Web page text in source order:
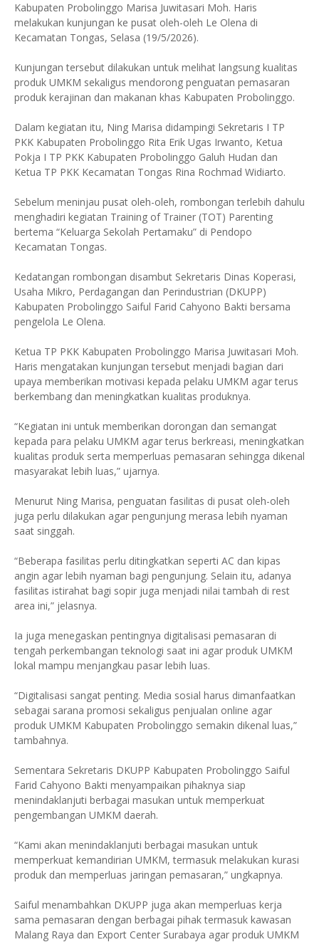
Kabupaten Probolinggo Marisa Juwitasari Moh. Haris
melakukan kunjungan ke pusat oleh-oleh Le Olena di
Kecamatan Tongas, Selasa (19/5/2026).
Kunjungan tersebut dilakukan untuk melihat langsung kualitas
produk UMKM sekaligus mendorong penguatan pemasaran
produk kerajinan dan makanan khas Kabupaten Probolinggo.
Dalam kegiatan itu, Ning Marisa didampingi Sekretaris I TP
PKK Kabupaten Probolinggo Rita Erik Ugas Irwanto, Ketua
Pokja I TP PKK Kabupaten Probolinggo Galuh Hudan dan
Ketua TP PKK Kecamatan Tongas Rina Rochmad Widiarto.
Sebelum meninjau pusat oleh-oleh, rombongan terlebih dahulu
menghadiri kegiatan Training of Trainer (TOT) Parenting
bertema “Keluarga Sekolah Pertamaku” di Pendopo
Kecamatan Tongas.
Kedatangan rombongan disambut Sekretaris Dinas Koperasi,
Usaha Mikro, Perdagangan dan Perindustrian (DKUPP)
Kabupaten Probolinggo Saiful Farid Cahyono Bakti bersama
pengelola Le Olena.
Ketua TP PKK Kabupaten Probolinggo Marisa Juwitasari Moh.
Haris mengatakan kunjungan tersebut menjadi bagian dari
upaya memberikan motivasi kepada pelaku UMKM agar terus
berkembang dan meningkatkan kualitas produknya.
“Kegiatan ini untuk memberikan dorongan dan semangat
kepada para pelaku UMKM agar terus berkreasi, meningkatkan
kualitas produk serta memperluas pemasaran sehingga dikenal
masyarakat lebih luas,” ujarnya.
Menurut Ning Marisa, penguatan fasilitas di pusat oleh-oleh
juga perlu dilakukan agar pengunjung merasa lebih nyaman
saat singgah.
“Beberapa fasilitas perlu ditingkatkan seperti AC dan kipas
angin agar lebih nyaman bagi pengunjung. Selain itu, adanya
fasilitas istirahat bagi sopir juga menjadi nilai tambah di rest
area ini,” jelasnya.
Ia juga menegaskan pentingnya digitalisasi pemasaran di
tengah perkembangan teknologi saat ini agar produk UMKM
lokal mampu menjangkau pasar lebih luas.
“Digitalisasi sangat penting. Media sosial harus dimanfaatkan
sebagai sarana promosi sekaligus penjualan online agar
produk UMKM Kabupaten Probolinggo semakin dikenal luas,”
tambahnya.
Sementara Sekretaris DKUPP Kabupaten Probolinggo Saiful
Farid Cahyono Bakti menyampaikan pihaknya siap
menindaklanjuti berbagai masukan untuk memperkuat
pengembangan UMKM daerah.
“Kami akan menindaklanjuti berbagai masukan untuk
memperkuat kemandirian UMKM, termasuk melakukan kurasi
produk dan memperluas jaringan pemasaran,” ungkapnya.
Saiful menambahkan DKUPP juga akan memperluas kerja
sama pemasaran dengan berbagai pihak termasuk kawasan
Malang Raya dan Export Center Surabaya agar produk UMKM